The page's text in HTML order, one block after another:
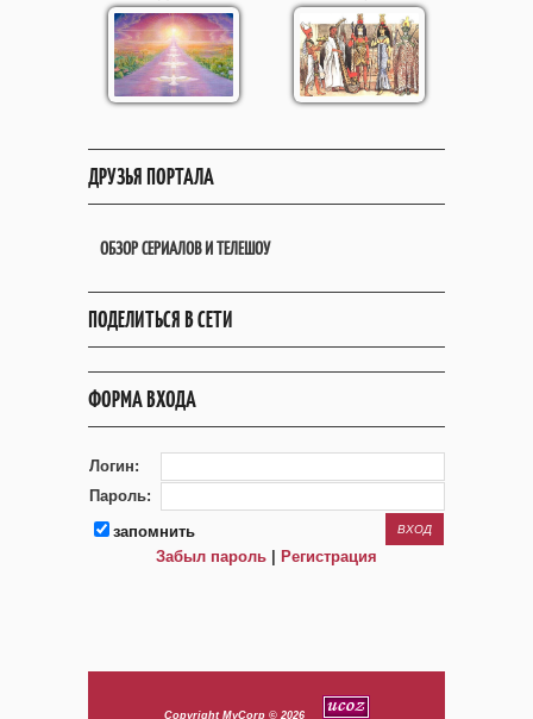
ДРУЗЬЯ ПОРТАЛА
ОБЗОР СЕРИАЛОВ И ТЕЛЕШОУ
ПОДЕЛИТЬСЯ В СЕТИ
ФОРМА ВХОДА
Логин:
Пароль:
запомнить
Забыл пароль
Регистрация
Copyright MyCorp © 2026